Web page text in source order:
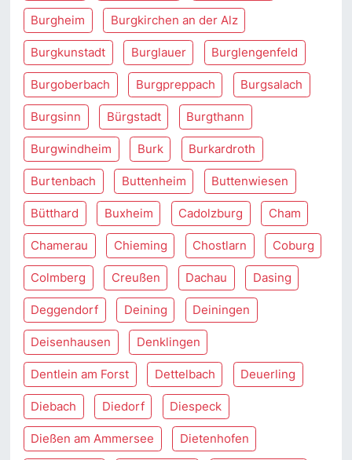
Burgheim Burgkirchen an der Alz
Burgkunstadt Burglauer Burglengenfeld
Burgoberbach Burgpreppach Burgsalach
Burgsinn Bürgstadt Burgthann
Burgwindheim Burk Burkardroth
Burtenbach Buttenheim Buttenwiesen
Bütthard Buxheim Cadolzburg Cham
Chamerau Chieming Chostlarn Coburg
Colmberg Creußen Dachau Dasing
Deggendorf Deining Deiningen
Deisenhausen Denklingen
Dentlein am Forst Dettelbach Deuerling
Diebach Diedorf Diespeck
Dießen am Ammersee Dietenhofen